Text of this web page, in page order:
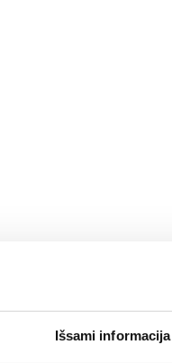
Išsami informacija